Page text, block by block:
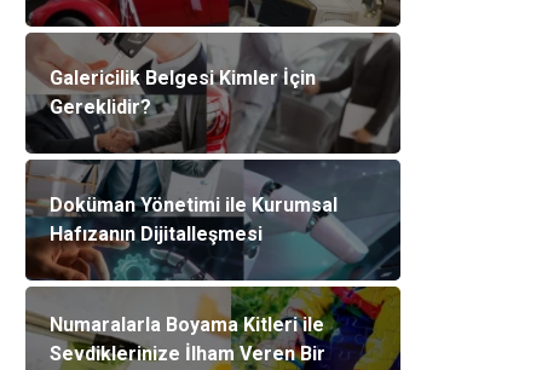
Galericilik Belgesi Kimler İçin
Gereklidir?
Doküman Yönetimi ile Kurumsal
Hafızanın Dijitalleşmesi
Numaralarla Boyama Kitleri ile
Sevdiklerinize İlham Veren Bir